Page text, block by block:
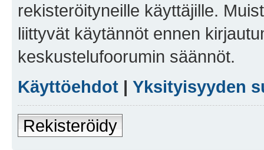
rekisteröityneille käyttäjille.
liittyvät käytännöt ennen
keskustelufoorumin säännöt.
Käyttöehdot | Yksityisyyden
Rekisteröidy